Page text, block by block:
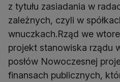
z tytułu zasiadania w
zależnych, czyli w
wnuczkach.Rząd we
projekt stanowiska rządu
posłów Nowoczesnej
finansach publicznych,